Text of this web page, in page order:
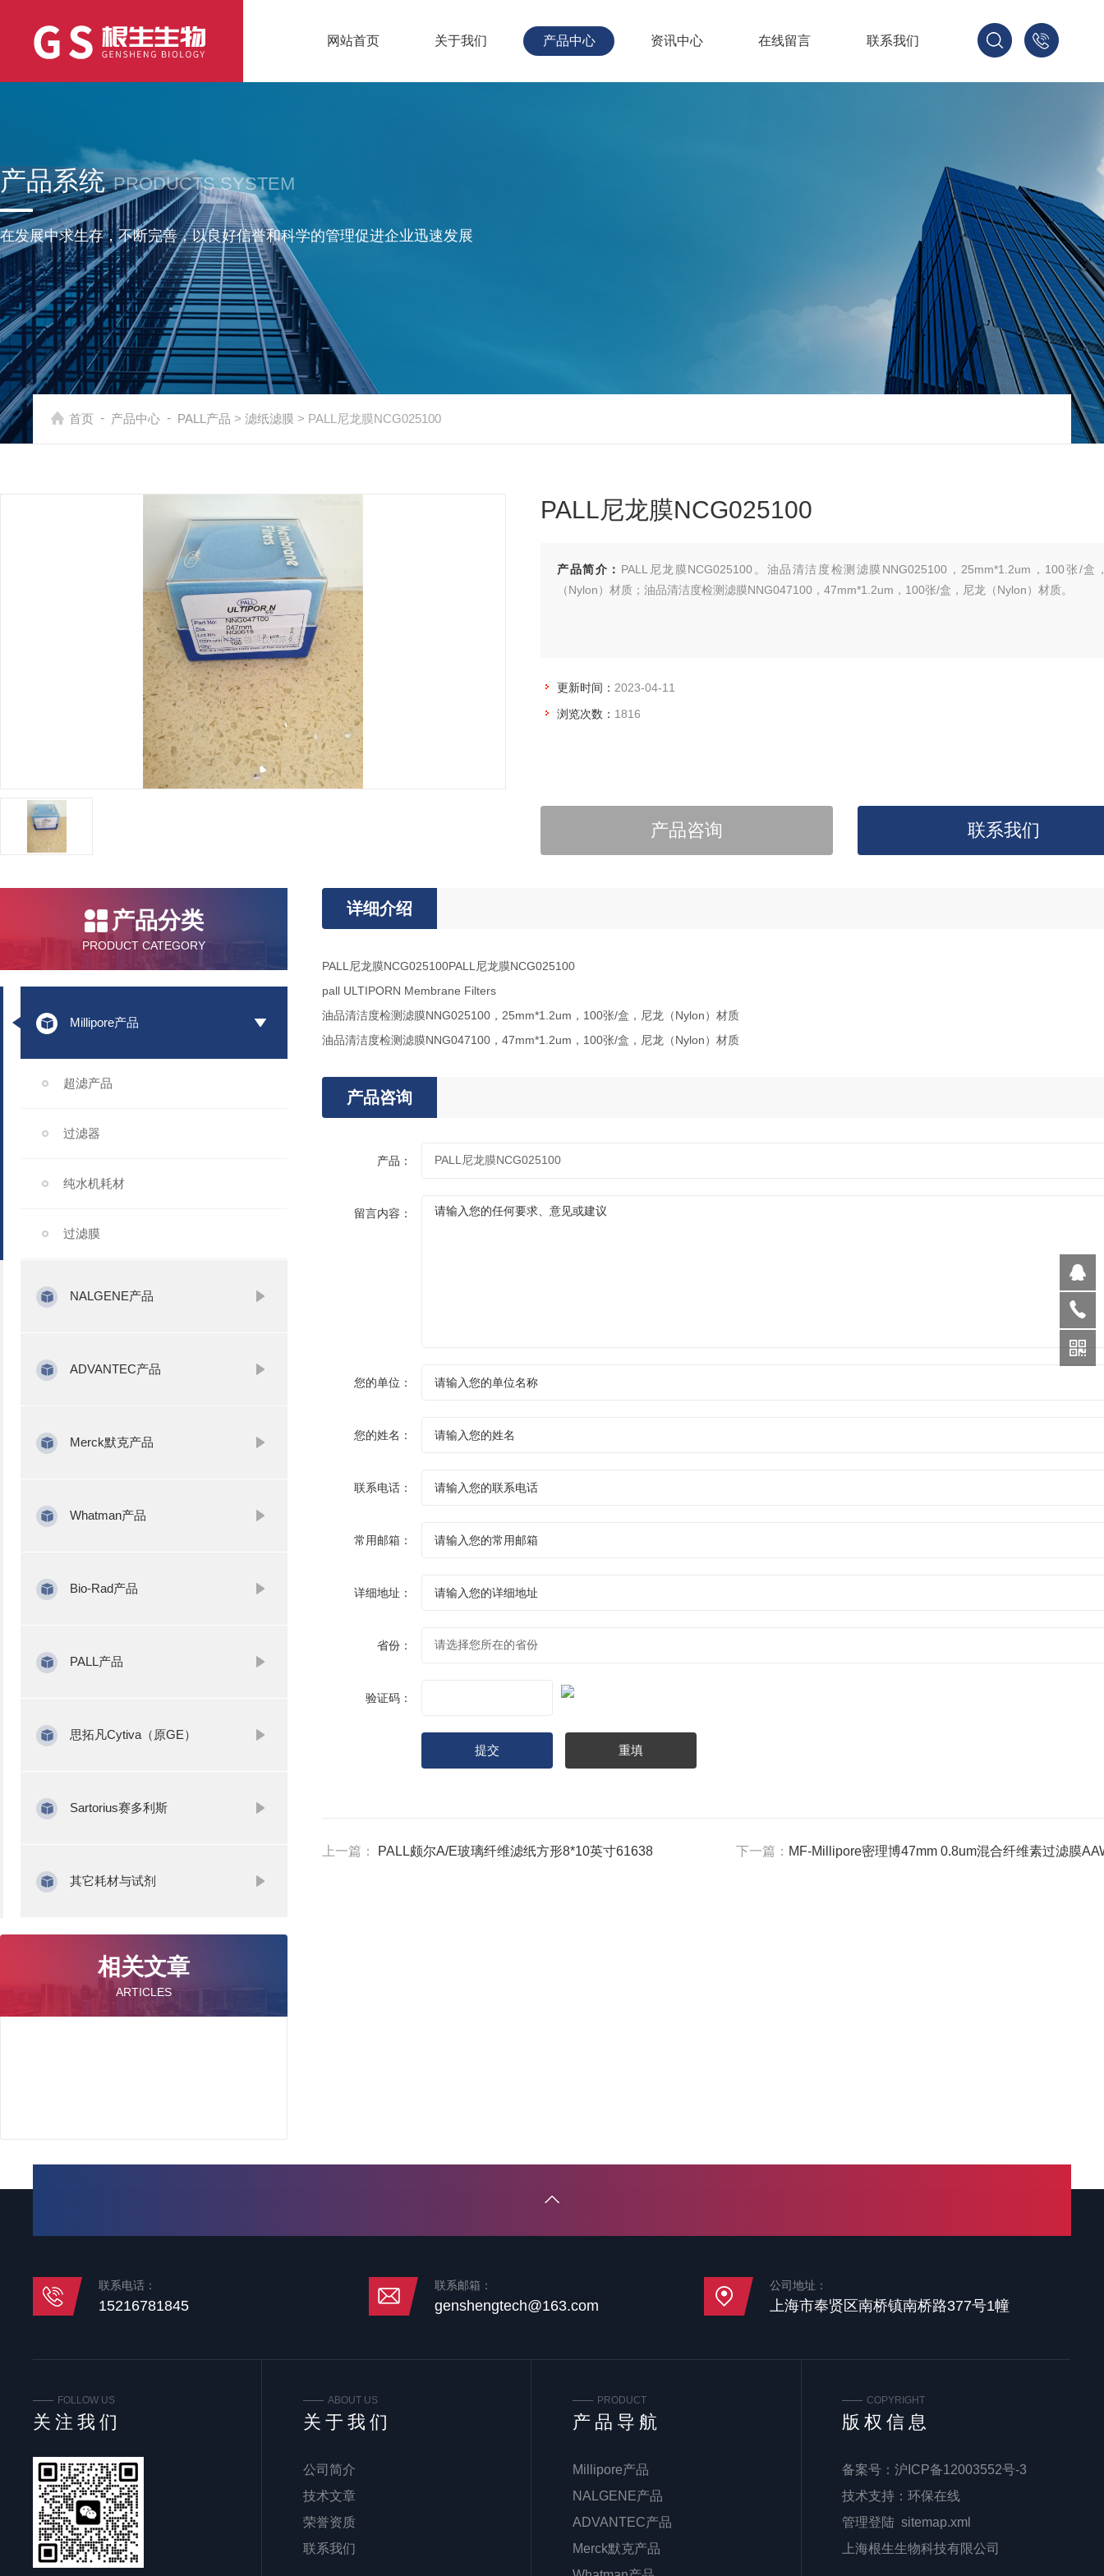
网站首页 关于我们 产品中心 资讯中心 在线留言 联系我们
产品系统 PRODUCTS SYSTEM
在发展中求生存，不断完善，以良好信誉和科学的管理促进企业迅速发展
首页 - 产品中心 - PALL产品 >滤纸滤膜 > PALL尼龙膜NCG025100
PALL尼龙膜NCG025100
产品简介： PALL尼龙膜NCG025100。油品清洁度检测滤膜NNG025100，25mm*1.2um，100张/盒
（Nylon）材质；油品清洁度检测滤膜NNG047100，47mm*1.2um，100张/盒，尼龙（Nylon）材质。
更新时间： 2023-04-11
浏览次数： 1816
产品咨询 联系我们
产品分类
PRODUCT CATEGORY
Millipore产品
超滤产品
过滤器
纯水机耗材
过滤膜
NALGENE产品
ADVANTEC产品
Merck默克产品
Whatman产品
Bio-Rad产品
PALL产品
思拓凡Cytiva（原GE）
Sartorius赛多利斯
其它耗材与试剂
相关文章
ARTICLES
详细介绍
PALL尼龙膜NCG025100PALL尼龙膜NCG025100
pall ULTIPORN Membrane Filters
油品清洁度检测滤膜NNG025100，25mm*1.2um，100张/盒，尼龙（Nylon）材质
油品清洁度检测滤膜NNG047100，47mm*1.2um，100张/盒，尼龙（Nylon）材质
产品咨询
产品：
留言内容：
您的单位：
您的姓名：
联系电话：
常用邮箱：
详细地址：
省份：
验证码：
上一篇： PALL颇尔A/E玻璃纤维滤纸方形8*10英寸61638 下一篇： MF-Millipore密理博47mm 0.8um混合纤维素过滤膜
联系电话：
15216781845
联系邮箱：
genshengtech@163.com
公司地址：
上海市奉贤区南桥镇南桥路377号1幢
FOLLOW US
关注我们
ABOUT US
关于我们
公司简介
技术文章
荣誉资质
联系我们
PRODUCT
产品导航
Millipore产品
NALGENE产品
ADVANTEC产品
Merck默克产品
COPYRIGHT
版权信息
备案号： 沪ICP备12003552号-3
技术支持： 环保在线
管理登陆 sitemap.xml
上海根生生物科技有限公司